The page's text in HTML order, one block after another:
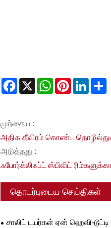
Facebook
X WhatsAppPinterest
முந்தைய :
அதிக தீவிரம் கொண்ட
அடுத்தது :
ஃபோர்க்லிஃப்ட் ஸ்பிலிட்
தொடர்புடைய செய்திகள்
சாலிட் டயர்கள் ஏன் ஹெவி-